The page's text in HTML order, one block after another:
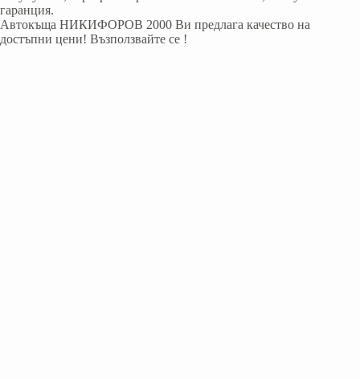
гаранция.
Автокъща НИКИФОРОВ 2000 Ви предлага качество на
достъпни цени! Възползвайте се !